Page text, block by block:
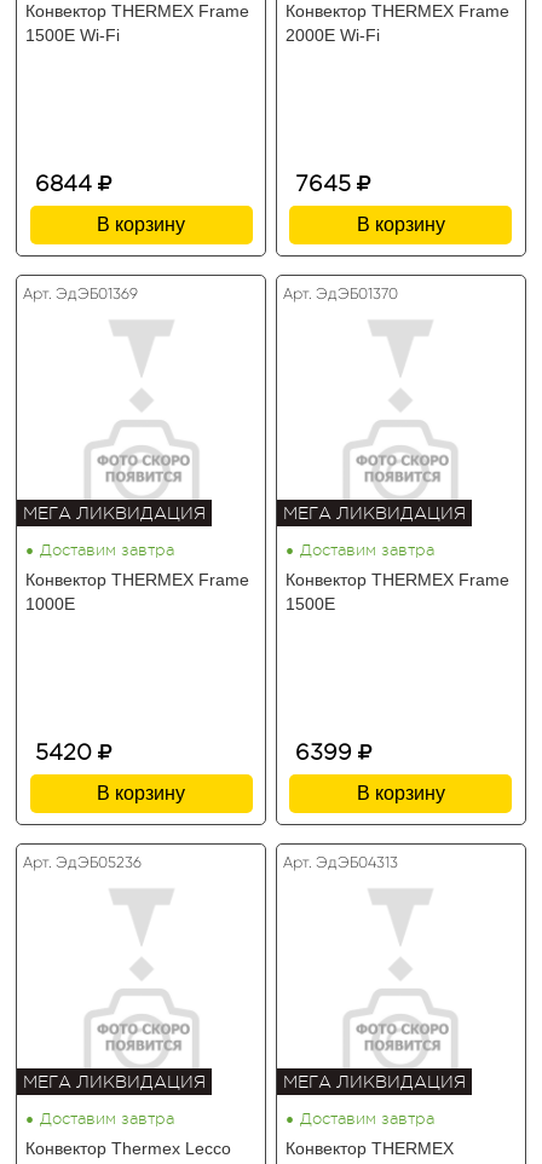
Конвектор THERMEX Frame
1500E Wi-Fi
6844
В корзину
Конвектор THERMEX Frame
2000E Wi-Fi
7645
В корзину
Арт. ЭдЭБ01369
МЕГА ЛИКВИДАЦИЯ
• Доставим завтра
Конвектор THERMEX Frame
1000E
5420
В корзину
Арт. ЭдЭБ01370
МЕГА ЛИКВИДАЦИЯ
• Доставим завтра
Конвектор THERMEX Frame
1500E
6399
В корзину
Арт. ЭдЭБ05236
МЕГА ЛИКВИДАЦИЯ
• Доставим завтра
Конвектор Thermex Lecco
Арт. ЭдЭБ04313
МЕГА ЛИКВИДАЦИЯ
• Доставим завтра
Конвектор THERMEX